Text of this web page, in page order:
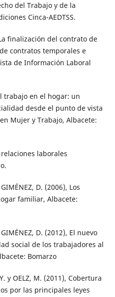
del Trabajo y de la
Cinca-AEDTSS.
La finalización del contrato de
contratos temporales e
de Información Laboral
trabajo en el hogar: un
desde el punto de vista
Mujer y Trabajo, Albacete:
relaciones laborales
D. (2006), Los
familiar, Albacete:
GIMÉNEZ, D. (2012), El nuevo
social de los trabajadores al
Bomarzo
y OELZ, M. (2011), Cobertura
por las principales leyes